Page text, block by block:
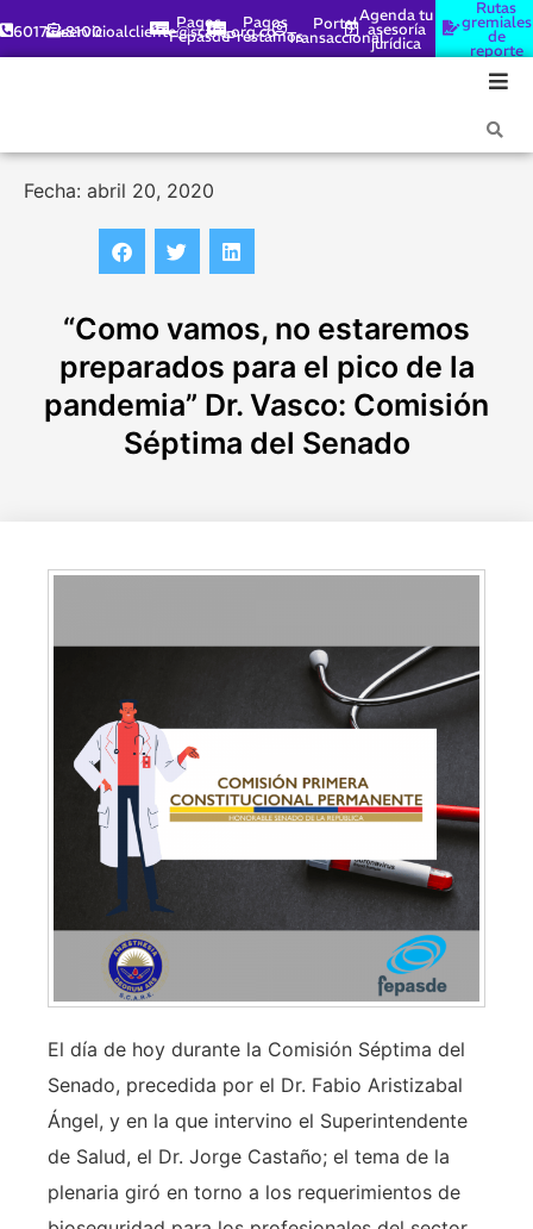
6017448100servicioalcliente@scare.org.co
Pagos
Fepasde
Pagos
Préstamos
Portal
Transaccional
Agenda tu
asesoría
jurídica
Rutas
gremiales
de
reporte
Fecha: abril 20, 2020
“Como vamos, no estaremos
preparados para el pico de la
pandemia” Dr. Vasco: Comisión
Séptima del Senado
El día de hoy durante la Comisión Séptima del
Senado, precedida por el Dr. Fabio Aristizabal
Ángel, y en la que intervino el Superintendente
de Salud, el Dr. Jorge Castaño; el tema de la
plenaria giró en torno a los requerimientos de